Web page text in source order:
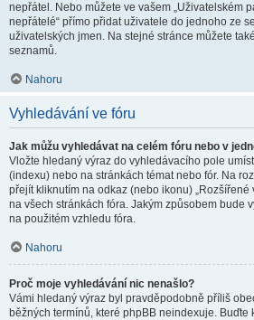
nepřátel. Nebo můžete ve vašem „Uživatelském
nepřátelé“ přímo přidat uživatele do jednoho ze
uživatelských jmen. Na stejné stránce můžete
seznamů.
Nahoru
Vyhledávání ve fóru
Jak můžu vyhledávat na celém fóru nebo v
Vložte hledaný výraz do vyhledávacího pole
(indexu) nebo na stránkách témat nebo fór. Na
přejít kliknutím na odkaz (nebo ikonu) „Rozšířené
na všech stránkách fóra. Jakým způsobem bude
na použitém vzhledu fóra.
Nahoru
Proč moje vyhledávání nic nenašlo?
Vámi hledaný výraz byl pravděpodobně příliš
běžných termínů, které phpBB neindexuje. Buďte